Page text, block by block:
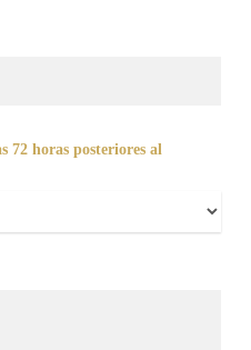
72 horas posteriores al